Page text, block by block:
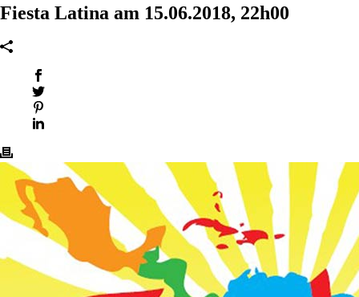
Fiesta Latina am 15.06.2018, 22h00